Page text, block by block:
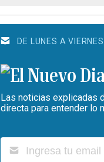
DE LUNES A VIERNES
Las noticias explicadas
directa para entender lo